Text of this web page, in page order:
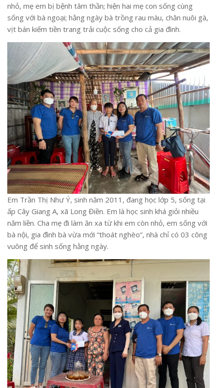
nhỏ, mẹ em bị bệnh tâm thần; hiện hai mẹ con sống cùng
sống với bà ngoại; hằng ngày bà trồng rau màu, chăn nuôi gà,
vịt bán kiếm tiền trang trải cuộc sống cho cả gia đình.
Em Trần Thị Như Ý, sinh năm 2011, đang học lớp 5, sống tại
ấp Cây Giang A, xã Long Điền. Em là học sinh khá giỏi nhiều
năm liền. Cha mẹ đi làm ăn xa từ khi em còn nhỏ, em sống với
bà nội, gia đình bà vừa mới “thoát nghèo”, nhà chỉ có 03 công
vuông để sinh sống hằng ngày.